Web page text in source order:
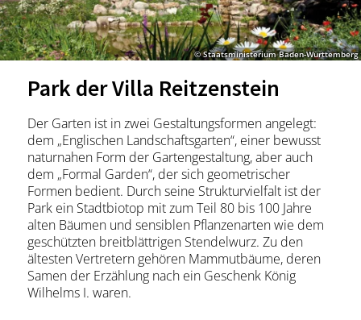
Stadtführungen
Tickets
Citytour
Übernachtung
Erlebnisse
Essen & Trinken
Wein
Automobil
Kultur
Feste & Highlights
© Staatsministerium Baden-Württemberg
Park der Villa Reitzenstein
Der Garten ist in zwei Gestaltungsformen angelegt:
dem „Englischen Landschaftsgarten“, einer bewusst
naturnahen Form der Gartengestaltung, aber auch
dem „Formal Garden“, der sich geometrischer
Formen bedient. Durch seine Strukturvielfalt ist der
Park ein Stadtbiotop mit zum Teil 80 bis 100 Jahre
alten Bäumen und sensiblen Pflanzenarten wie dem
geschützten breitblättrigen Stendelwurz. Zu den
ältesten Vertretern gehören Mammutbäume, deren
Samen der Erzählung nach ein Geschenk König
Wilhelms I. waren.